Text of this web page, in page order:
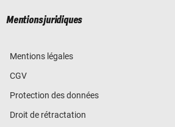
Mentions juridiques
Mentions légales
CGV
Protection des données
Droit de rétractation